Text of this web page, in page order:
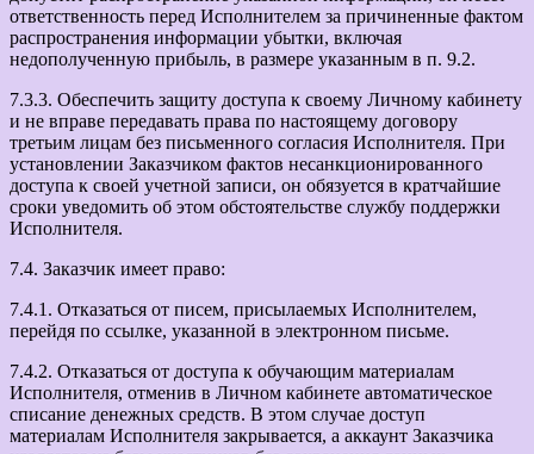
ответственность перед Исполнителем за причиненные фактом
распространения информации убытки, включая
недополученную прибыль, в размере указанным в п. 9.2.
7.3.3. Обеспечить защиту доступа к своему Личному кабинету
и не вправе передавать права по настоящему договору
третьим лицам без письменного согласия Исполнителя. При
установлении Заказчиком фактов несанкционированного
доступа к своей учетной записи, он обязуется в кратчайшие
сроки уведомить об этом обстоятельстве службу поддержки
Исполнителя.
7.4. Заказчик имеет право:
7.4.1. Отказаться от писем, присылаемых Исполнителем,
перейдя по ссылке, указанной в электронном письме.
7.4.2. Отказаться от доступа к обучающим материалам
Исполнителя, отменив в Личном кабинете автоматическое
списание денежных средств. В этом случае доступ
материалам Исполнителя закрывается, а аккаунт Заказчика